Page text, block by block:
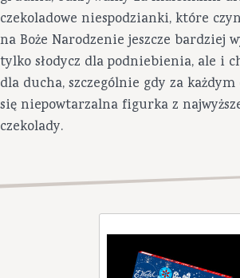
czekoladowe niespodzianki, które
na Boże Narodzenie jeszcze bardziej
tylko słodycz dla podniebienia, ale i
dla ducha, szczególnie gdy za
się niepowtarzalna figurka z
czekolady.